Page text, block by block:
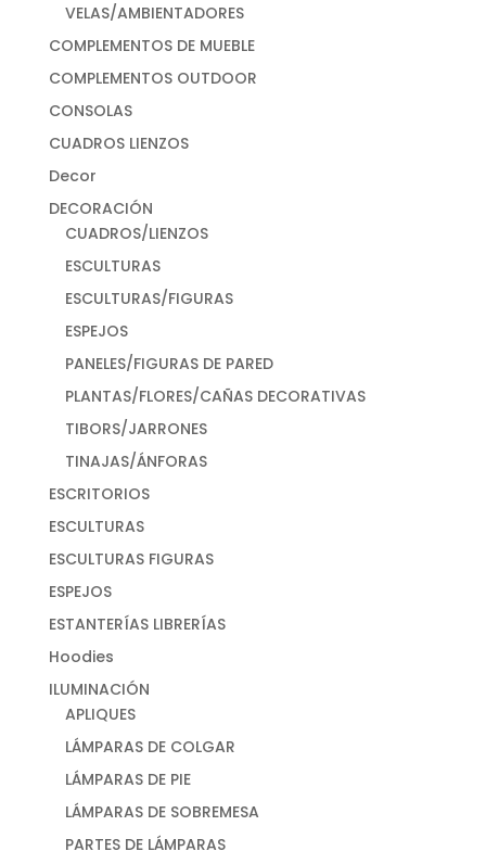
VELAS/AMBIENTADORES
COMPLEMENTOS DE MUEBLE
COMPLEMENTOS OUTDOOR
CONSOLAS
CUADROS LIENZOS
Decor
DECORACIÓN
CUADROS/LIENZOS
ESCULTURAS
ESCULTURAS/FIGURAS
ESPEJOS
PANELES/FIGURAS DE PARED
PLANTAS/FLORES/CAÑAS DECORATIVAS
TIBORS/JARRONES
TINAJAS/ÁNFORAS
ESCRITORIOS
ESCULTURAS
ESCULTURAS FIGURAS
ESPEJOS
ESTANTERÍAS LIBRERÍAS
Hoodies
ILUMINACIÓN
APLIQUES
LÁMPARAS DE COLGAR
LÁMPARAS DE PIE
LÁMPARAS DE SOBREMESA
PARTES DE LÁMPARAS